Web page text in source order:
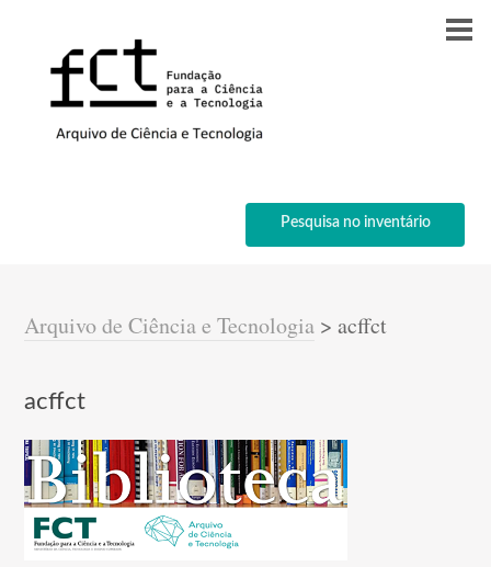
Pesquisa no inventário
Arquivo de Ciência e Tecnologia >acffct
acffct